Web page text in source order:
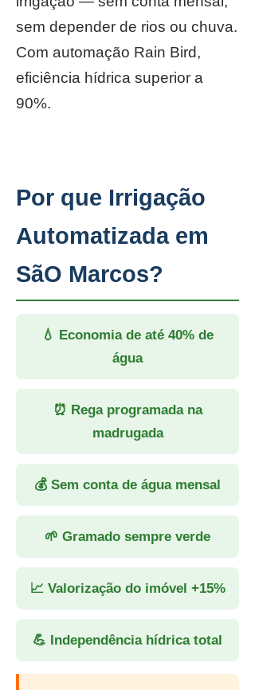
sem depender de rios ou chuva.
Com automação Rain Bird,
eficiência hídrica superior a
90%.
Por que Irrigação
Automatizada em
SãO Marcos?
💧 Economia de até 40% de
água
⏰ Rega programada na
madrugada
💰 Sem conta de água mensal
🌱 Gramado sempre verde
📈 Valorização do imóvel +15%
💪 Independência hídrica total